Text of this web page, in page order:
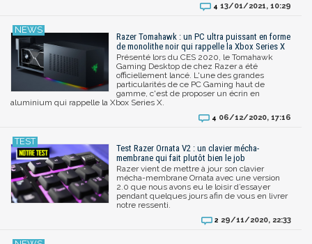
4 13/01/2021, 10:29
Razer Tomahawk : un PC ultra puissant en forme
de monolithe noir qui rappelle la Xbox Series X
Présenté lors du CES 2020, le Tomahawk
Gaming Desktop de chez Razer a été
officiellement lancé. L'une des grandes
particularités de ce PC Gaming haut de
gamme, c'est de proposer un écrin en
aluminium qui rappelle la Xbox Series X.
4 06/12/2020, 17:16
Test Razer Ornata V2 : un clavier mécha-
membrane qui fait plutôt bien le job
Razer vient de mettre à jour son clavier
mécha-membrane Ornata avec une version
2.0 que nous avons eu le loisir d’essayer
pendant quelques jours afin de vous en livrer
notre ressenti.
2 29/11/2020, 22:33